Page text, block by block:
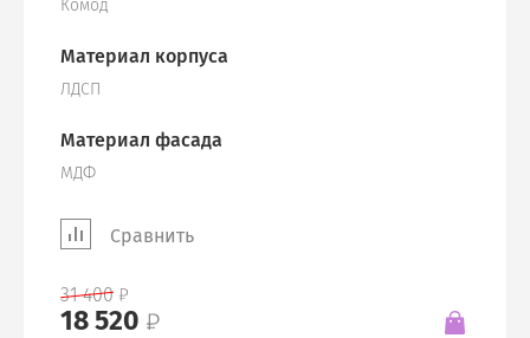
Комод
Материал корпуса
ЛДСП
Материал фасада
МДФ
Сравнить
31 400
18 520